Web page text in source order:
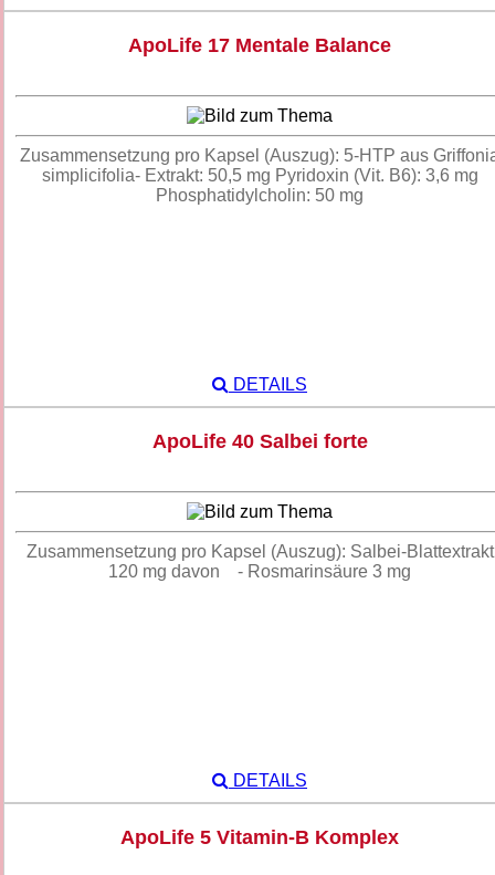
ApoLife 17 Mentale Balance
Zusammensetzung pro Kapsel (Auszug): 5-HTP aus
simplicifolia- Extrakt: 50,5 mg Pyridoxin (Vit. B6): 3,6 mg
Phosphatidylcholin: 50 mg
DETAILS
ApoLife 40 Salbei forte
Zusammensetzung pro Kapsel (Auszug): Salbei-Blattextrakt
120 mg davon - Rosmarinsäure 3 mg
DETAILS
ApoLife 5 Vitamin-B Komplex